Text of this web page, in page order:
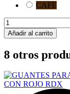
CAFE
Añadir al carrito
8 otros